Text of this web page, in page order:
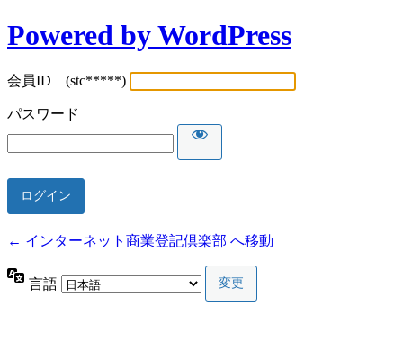
Powered by WordPress
会員ID (stc*****)
パスワード
← インターネット商業登記倶楽部 へ移動
言語